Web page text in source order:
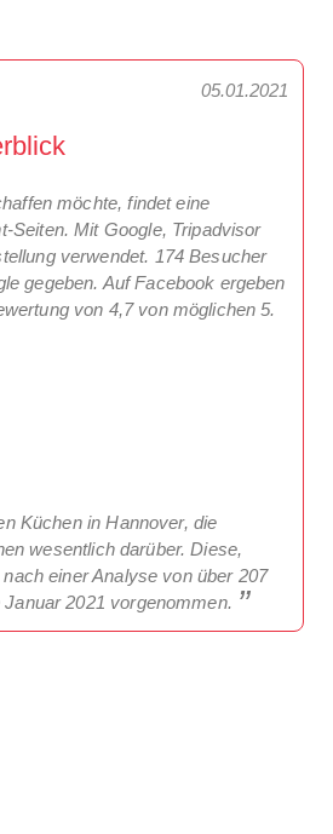
05.01.2021
möchte, findet eine
Seiten. Mit Google, Tripadvisor
verwendet. 174 Besucher
gegeben. Auf Facebook ergeben
von 4,7 von möglichen 5.
Küchen in Hannover, die
wesentlich darüber. Diese,
einer Analyse von über 207
2021 vorgenommen.